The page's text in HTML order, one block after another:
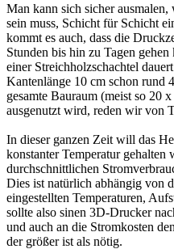
Man kann sich sicher
sein muss, Schicht für Schicht
kommt es auch, dass die
Stunden bis hin zu Tagen
einer Streichholzschachtel
Kantenlänge 10 cm schon rund
gesamte Bauraum (meist so 20
ausgenutzt wird, reden wir von
In dieser ganzen Zeit will das
konstanter Temperatur
durchschnittlichen
Dies ist natürlich abhängig von
eingestellten Temperaturen,
sollte also sinen 3D-Drucker
und auch an die Stromkosten
der größer ist als nötig.